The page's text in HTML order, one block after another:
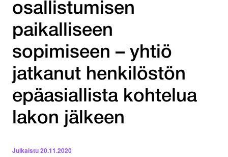
osallistumisen
paikalliseen
sopimiseen – yhtiö
jatkanut henkilöstön
epäasiallista kohtelua
lakon jälkeen
Julkaistu20.11.2020